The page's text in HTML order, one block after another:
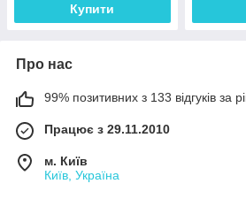
Купити
Про нас
99% позитивних з 133 відгуків за
Працює з 29.11.2010
м. Київ
Київ, Україна